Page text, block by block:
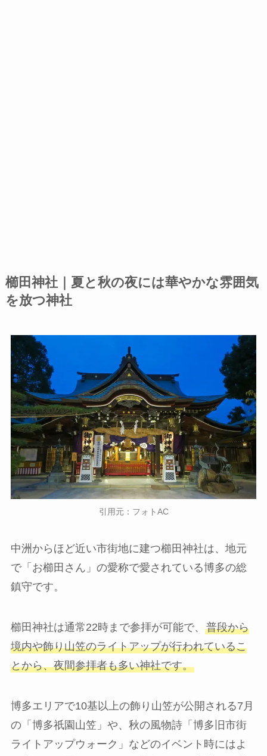
櫛田神社｜ 夏と秋の夜には華やかな雰囲気
を放つ神社
引用元：フォトAC
中洲からほど近い市街地に建つ櫛田神社は、地元
で「お櫛田さん」の愛称で愛されている博多の総
鎮守です。
櫛田神社は通常22時まで参拝が可能で、 普段から
境内や飾り山笠のライトアップが行われているこ
とから、夜間参拝者も多い神社です。
博多エリアで10基以上の飾り山笠が公開される7月
の「博多祇園山笠」や、秋の風物詩「博多旧市街
ライトアップウォーク」などのイベント時にはよ